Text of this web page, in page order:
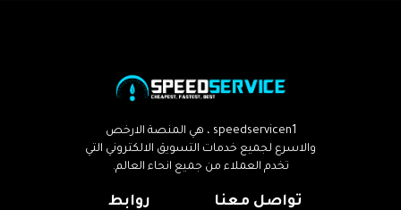
speedservicen1 ، هي المنصة الارخص
والاسرع لجميع خدمات التسويق الالكتروني التي
تخدم العملاء من جميع انحاء العالم.
روابط
تواصل معنا